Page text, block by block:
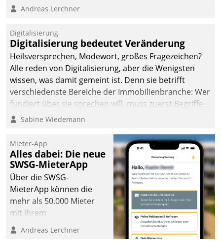
Anwendungsfall für Datatrains Lösung API-Hub mit
Unternehmen.
Andreas Lerchner
Digitalisierung
Digitalisierung bedeutet Veränderung
Heilsversprechen, Modewort, großes Fragezeichen?
Alle reden von Digitalisierung, aber die Wenigsten
wissen, was damit gemeint ist. Denn sie betrifft
verschiedenste Bereiche der Immobilienbranche: Wer
fundiert über sie sprechen will, muss zuerst Begriffe
klären. Ein Aspekt ist die betriebliche Optimierung:
Einsparungen durch optimierte und automatisierte
Prozesse. Doch man darf nicht zu viel erwarten: Allein
mit der Einführung einer neuen Software ist es nicht
getan. Die Digitalisierung erfordert von Unternehmen
die Bereitschaft, sich zu überprüfen, zu hinterfragen
und zu verändern.
Sabine Wiedemann
Mieter-App
Alles dabei: Die neue
SWSG-MieterApp
Über die SWSG-
MieterApp können die
mehr als 50.000 Mieter
mit ihrem
Wohnungsunternehmen
kommunizieren, auf dem
Andreas Lerchner